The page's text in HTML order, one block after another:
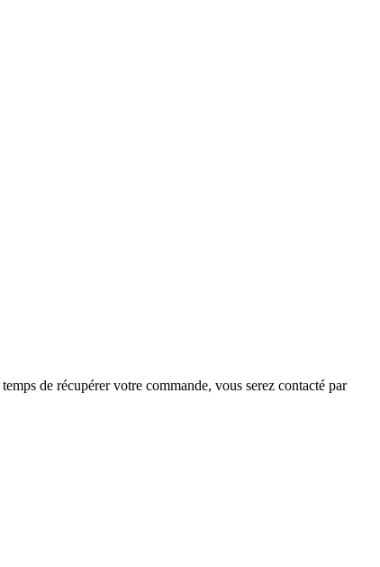
de récupérer votre commande, vous serez contacté par